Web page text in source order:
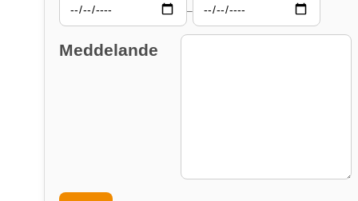
–
Meddelande